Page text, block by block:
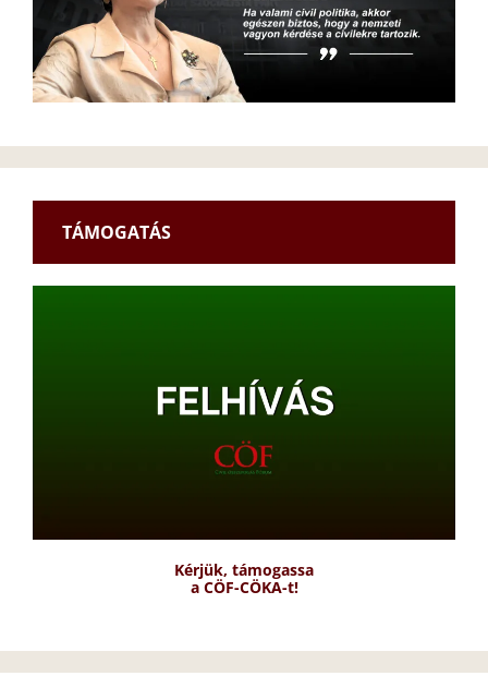
TÁMOGATÁS
Kérjük, támogassa
a CÖF-CÖKA-t!